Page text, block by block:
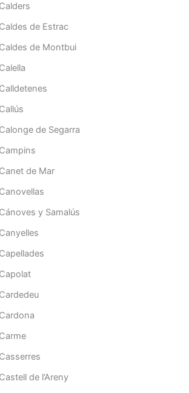
Calders
Caldes de Estrac
Caldes de Montbui
Calella
Calldetenes
Callús
Calonge de Segarra
Campins
Canet de Mar
Canovellas
Cánoves y Samalús
Canyelles
Capellades
Capolat
Cardedeu
Cardona
Carme
Casserres
Castell de l’Areny